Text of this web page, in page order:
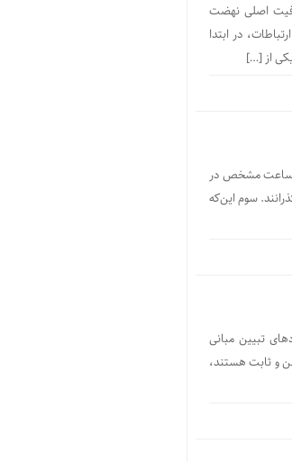
اصلی نهضت
در ابتدا
از […]
یک ساعت مشخص در
سوم این‌که
تبیین مبانی
و ثابت هستند،